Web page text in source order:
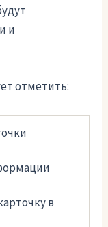
и
отметить:
в